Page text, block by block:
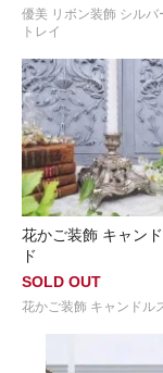
優美 リボン装飾 シルバ
トレイ
花かご装飾 キャン
ド
SOLD OUT
花かご装飾 キャンドル